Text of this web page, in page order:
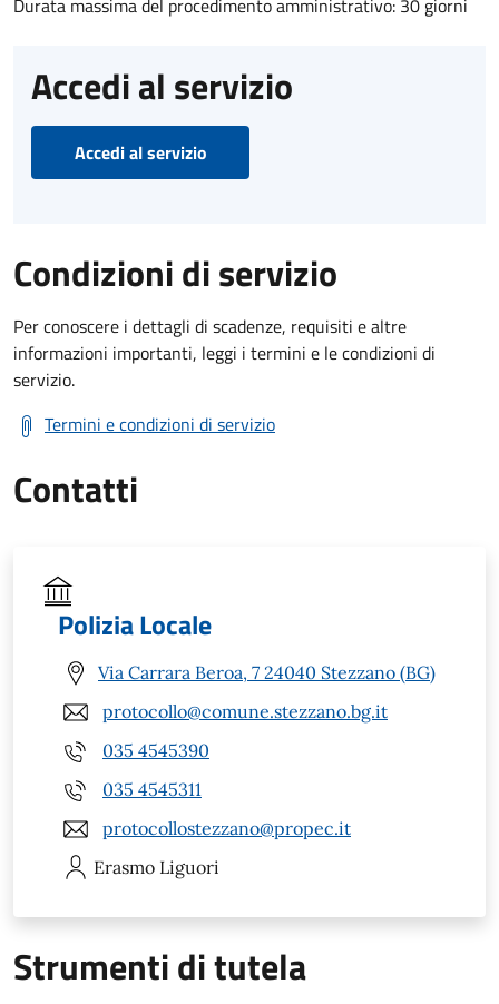
Accedi al servizio
Accedi al servizio
Condizioni di servizio
Per conoscere i dettagli di scadenze, requisiti e altre
informazioni importanti, leggi i termini e le condizioni di
servizio.
Termini e condizioni di servizio
Contatti
Polizia Locale
Via Carrara Beroa, 7 24040 Stezzano (BG)
protocollo@comune.stezzano.bg.it
035 4545390
035 4545311
protocollostezzano@propec.it
Erasmo Liguori
Strumenti di tutela